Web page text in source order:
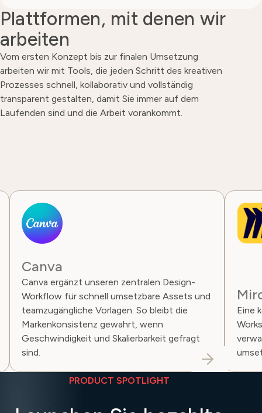
Plattformen, mit denen wir
arbeiten
Vom ersten Konzept bis zur finalen Umsetzung
arbeiten wir mit Tools, die jeden Schritt des kreativen
Prozesses schnell, kollaborativ und vollständig
transparent gestalten, damit Sie immer auf dem
Laufenden sind und die Arbeit vorankommt.
Canva
Canva ergänzt unseren zentralen Design-
Workflow für schnell umsetzbare Assets und
teamzugängliche Vorlagen. So bleibt die
Markenkonsistenz gewahrt, wenn
Geschwindigkeit und Skalierbarkeit gefragt
sind.
Eine
PRODUCT SPOTLIGHT